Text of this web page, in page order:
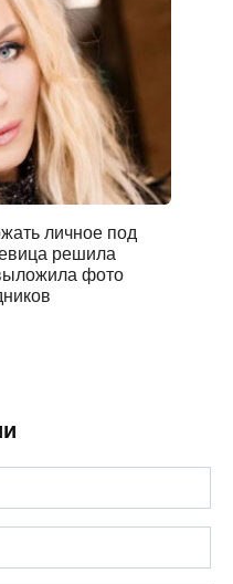
личное под
решила
фото